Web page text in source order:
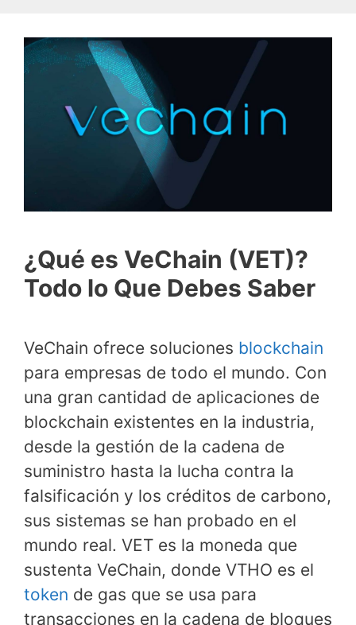
¿Qué es VeChain (VET)?
Todo lo Que Debes Saber
VeChain ofrece soluciones blockchain
para empresas de todo el mundo. Con
una gran cantidad de aplicaciones de
blockchain existentes en la industria,
desde la gestión de la cadena de
suministro hasta la lucha contra la
falsificación y los créditos de carbono,
sus sistemas se han probado en el
mundo real. VET es la moneda que
sustenta VeChain, donde VTHO es el
token de gas que se usa para
transacciones en la cadena de bloques